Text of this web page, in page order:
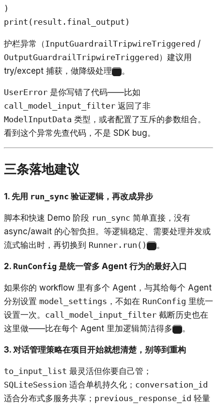
)
print(result.final_output)
护栏异常（InputGuardrailTripwireTriggered /
OutputGuardrailTripwireTriggered）建议用
try/except 捕获，做降级处理
。
UserError 是你写错了代码——比如
call_model_input_filter 返回了非
ModelInputData 类型，或者配置了互斥的参数组合。
看到这个异常先查代码，不是 SDK bug。
三条落地建议
1. 先用 run_sync 验证逻辑，再改成异步
脚本和快速 Demo 阶段 run_sync 简单直接，没有
async/await 的心智负担。等逻辑稳定、需要处理并发或
流式输出时，再切换到 Runner.run() 。
2. RunConfig 是统一管多 Agent 行为的最好入口
如果你的 workflow 里有多个 Agent，与其给每个 Agent
分别设置 model_settings ，不如在 RunConfig 里统一
设置一次。 call_model_input_filter 截断历史也在
这里做——比在每个 Agent 里加逻辑简洁得多
。
3. 对话管理策略在项目开始就想清楚，别等到重构
to_input_list 最灵活但你要自己管；
SQLiteSession 适合单机持久化； conversation_id
适合分布式多服务共享； previous_response_id 轻量